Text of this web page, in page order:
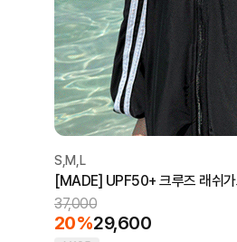
S,M,L
[MADE] UPF50+ 크루즈 래쉬
37,000
20%29,600